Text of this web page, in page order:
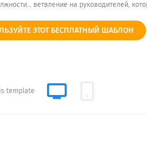
ветвление на руководителей,
ЭТОТ БЕСПЛАТНЫЙ ШАБЛОН
template